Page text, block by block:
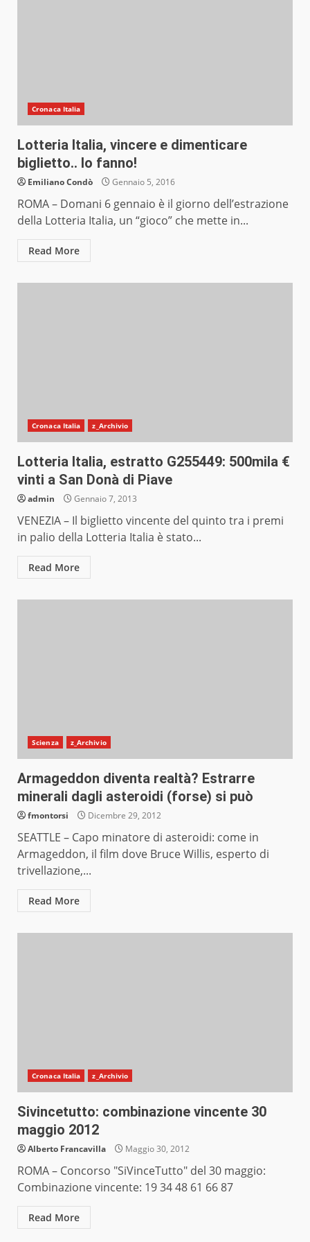
Cronaca Italia
Lotteria Italia, vincere e dimenticare
biglietto.. lo fanno!
Emiliano Condò Gennaio 5, 2016
ROMA – Domani 6 gennaio è il giorno dell’estrazione
della Lotteria Italia, un “gioco” che mette in...
Read More
Cronaca Italia z_Archivio
Lotteria Italia, estratto G255449: 500mila €
vinti a San Donà di Piave
admin Gennaio 7, 2013
VENEZIA – Il biglietto vincente del quinto tra i premi
in palio della Lotteria Italia è stato...
Read More
Scienza z_Archivio
Armageddon diventa realtà? Estrarre
minerali dagli asteroidi (forse) si può
fmontorsi Dicembre 29, 2012
SEATTLE – Capo minatore di asteroidi: come in
Armageddon, il film dove Bruce Willis, esperto di
trivellazione,...
Read More
Cronaca Italia z_Archivio
Sivincetutto: combinazione vincente 30
maggio 2012
Alberto Francavilla Maggio 30, 2012
ROMA – Concorso "SiVinceTutto" del 30 maggio:
Combinazione vincente: 19 34 48 61 66 87
Read More